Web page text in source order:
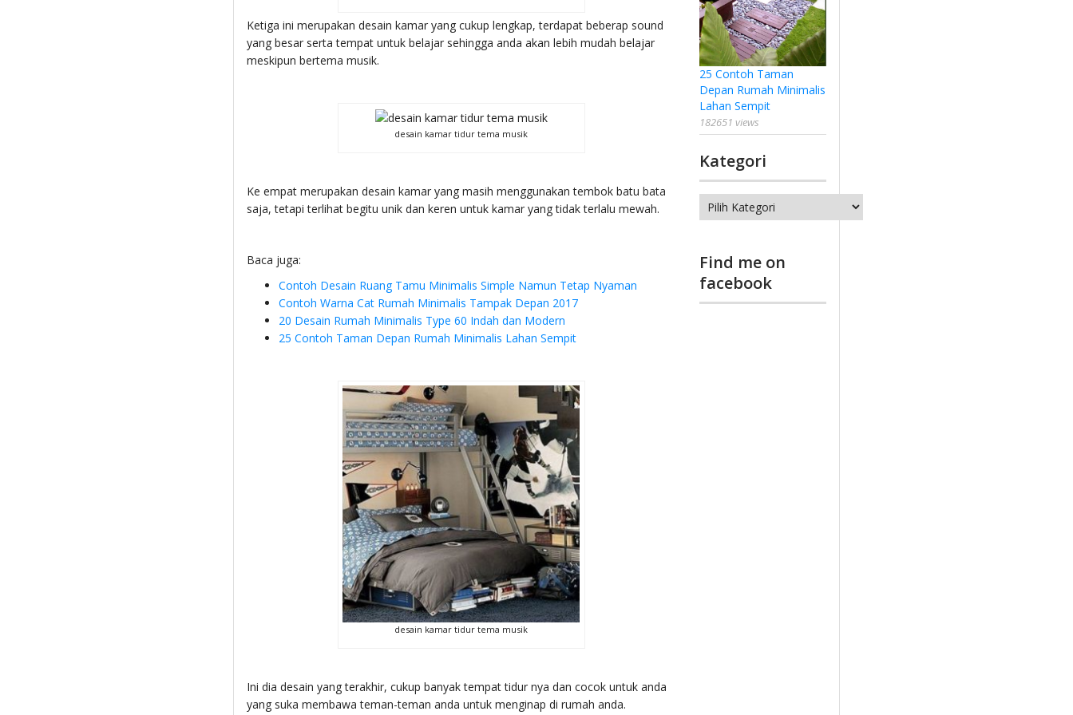
Ketiga ini merupakan desain kamar yang cukup lengkap, terdapat beberap sound
yang besar serta tempat untuk belajar sehingga anda akan lebih mudah belajar
meskipun bertema musik.
desain kamar tidur tema musik
Ke empat merupakan desain kamar yang masih menggunakan tembok batu bata
saja, tetapi terlihat begitu unik dan keren untuk kamar yang tidak terlalu mewah.
Baca juga:
Contoh Desain Ruang Tamu Minimalis Simple Namun Tetap Nyaman
Contoh Warna Cat Rumah Minimalis Tampak Depan 2017
20 Desain Rumah Minimalis Type 60 Indah dan Modern
25 Contoh Taman Depan Rumah Minimalis Lahan Sempit
desain kamar tidur tema musik
Ini dia desain yang terakhir, cukup banyak tempat tidur nya dan cocok untuk anda
yang suka membawa teman-teman anda untuk menginap di rumah anda.
25 Contoh Taman
Depan Rumah Minimalis
Lahan Sempit
182651 views
Kategori
Kategori
Find me on
facebook